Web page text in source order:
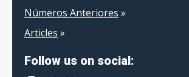
Números Anteriores »
Articles »
Follow us on social: